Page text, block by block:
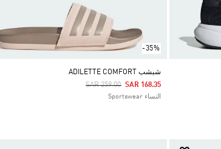
-35%
شبشب ADILETTE COMFORT
Price Reduced From
SAR 259.00ToSAR 168.35
النساء Sportswear